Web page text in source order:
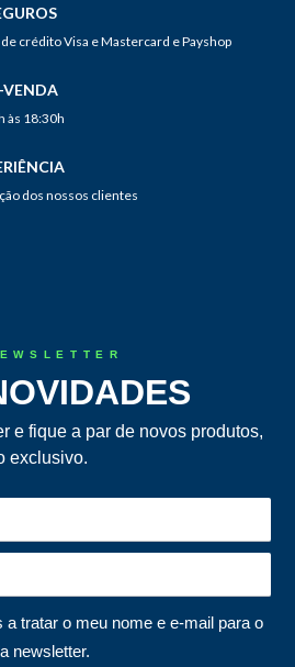
crédito Visa e Mastercard e Payshop
VENDA
às 18:30h
dos nossos clientes
e fique a par de novos produtos,
exclusivo.
tratar o meu nome e e-mail para o
newsletter.